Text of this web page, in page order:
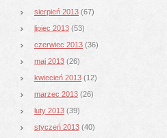
sierpień 2013 (67)
lipiec 2013 (53)
czerwiec 2013 (36)
maj 2013 (26)
kwiecień 2013 (12)
marzec 2013 (26)
luty 2013 (39)
styczeń 2013 (40)